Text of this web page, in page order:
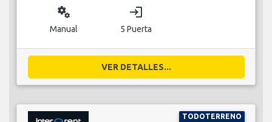
miscellaneous_services
Manual
login
5 Puerta
VER DETALLES...
TODOTERRENO